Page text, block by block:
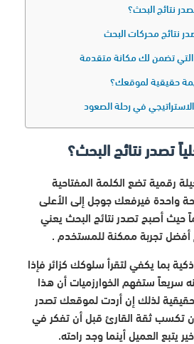
نتائج البحث؟
نتائج محركات البحث
حقيقية لموقعك؟
في رحلة الصعود
تصدر نتائج البحث؟
رقمية تضع الكلمة المفتاحية
واحدة فيرفعك جوجل إلى الأعلى
حيث أصبح تصدر نتائج البحث يعني
أفضل تجربة ممكنة للمستخدم .
بما يكفي لتقرأ سلوكك كزائر فإذا
ستفهم الخوارزميات أن هذا
لذلك إن أردت لموقعك تصدر
أن تكسب ثقة القارئ قبل أن تفكر في
يتبع العميل أينما وجد راحته.